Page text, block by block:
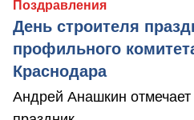
Поздравления
День строителя
профильного
Краснодара
Андрей Анашкин